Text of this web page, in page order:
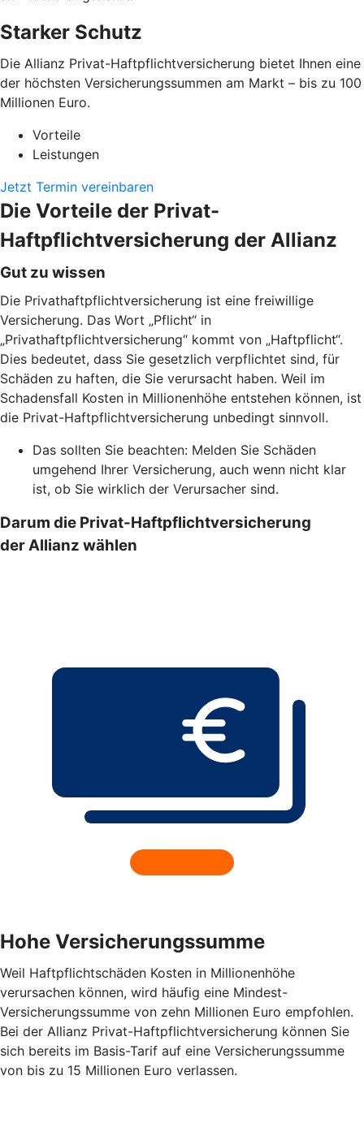
Starker Schutz
Die Allianz Privat-Haftpflichtversicherung bietet Ihnen eine
der höchsten Versicherungssummen am Markt – bis zu 100
Millionen Euro.
Vorteile
Leistungen
Jetzt Termin vereinbaren
Die Vorteile der Privat-
Haftpflichtversicherung der Allianz
Gut zu wissen
Die Privathaftpflichtversicherung ist eine freiwillige
Versicherung. Das Wort „Pflicht“ in
„Privathaftpflichtversicherung“ kommt von „Haftpflicht“.
Dies bedeutet, dass Sie gesetzlich verpflichtet sind, für
Schäden zu haften, die Sie verursacht haben. Weil im
Schadensfall Kosten in Millionenhöhe entstehen können, ist
die Privat-Haftpflichtversicherung unbedingt sinnvoll.
Das sollten Sie beachten: Melden Sie Schäden
umgehend Ihrer Versicherung, auch wenn nicht klar
ist, ob Sie wirklich der Verursacher sind.
Darum die Privat-Haftpflichtversicherung
der Allianz wählen
Hohe Versicherungssumme
Weil Haftpflichtschäden Kosten in Millionenhöhe
verursachen können, wird häufig eine Mindest-
Versicherungssumme von zehn Millionen Euro empfohlen.
Bei der Allianz Privat-Haftpflichtversicherung können Sie
sich bereits im Basis-Tarif auf eine Versicherungssumme
von bis zu 15 Millionen Euro verlassen.